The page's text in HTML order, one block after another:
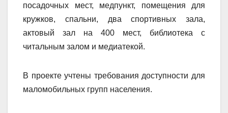
посадочных мест, медпункт, помещения для
кружков, спальни, два спортивных зала,
актовый зал на 400 мест, библиотека с
читальным залом и медиатекой.
В проекте учтены требования доступности для
маломобильных групп населения.